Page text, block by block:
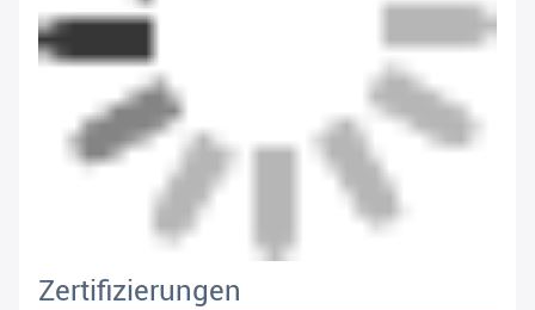
Zertifizierungen